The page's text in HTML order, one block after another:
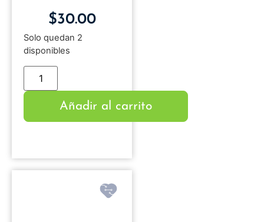
$30.00
Solo quedan 2
disponibles
Añadir al carrito